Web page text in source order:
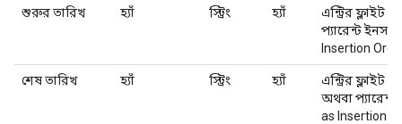
শুরুর তারিখ হ্যাঁ স্ট্রিং হ্যাঁ
এন্ট্রির
প্যারেন্ট
Insertion
শেষ তারিখ হ্যাঁ স্ট্রিং হ্যাঁ
এন্ট্রির ফ্লাইট
অথবা
as Insertion